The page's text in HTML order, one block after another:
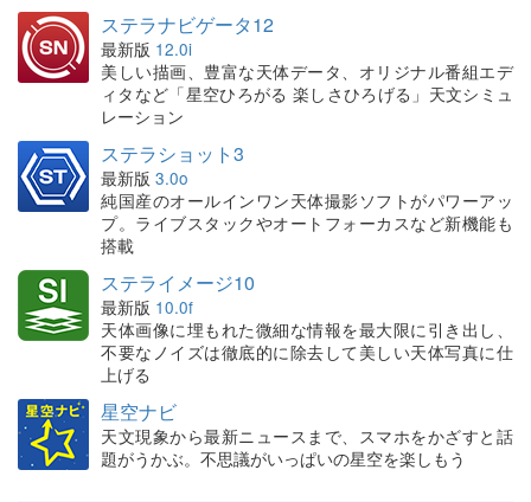
ステラナビゲータ12
最新版 12.0i
美しい描画、豊富な天体データ、オリジナル番組エデ
ィタなど「星空ひろがる 楽しさひろげる」天文シミュ
レーション
ステラショット3
最新版 3.0o
純国産のオールインワン天体撮影ソフトがパワーアッ
プ。ライブスタックやオートフォーカスなど新機能も
搭載
ステライメージ10
最新版 10.0f
天体画像に埋もれた微細な情報を最大限に引き出し、
不要なノイズは徹底的に除去して美しい天体写真に仕
上げる
星空ナビ
天文現象から最新ニュースまで、スマホをかざすと話
題がうかぶ。不思議がいっぱいの星空を楽しもう